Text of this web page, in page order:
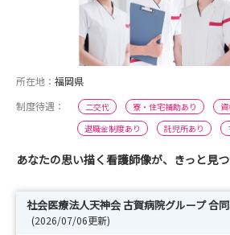
所在地： 福岡県
制度待遇：
二交代 寮・住宅補助あり
資
退職金制度あり
託児所あり
あなたの思い描く看護師像が、きっと見
社会医療法人天神会 古賀病院グループ 合
(2026/07/06更新)